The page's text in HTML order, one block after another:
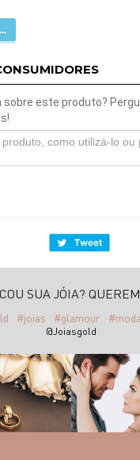
sobre este produto?
SUA JÓIA?
#joias #glamour #moda
@Joiasgold